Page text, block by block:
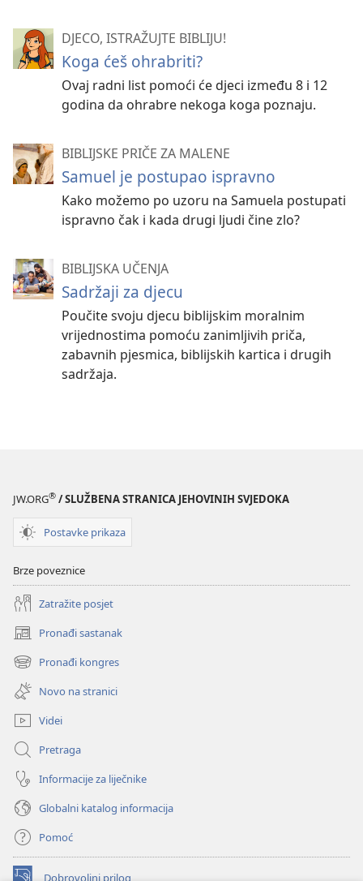
DJECO, ISTRAŽUJTE BIBLIJU!
Koga ćeš ohrabriti?
Ovaj radni list pomoći će djeci između 8 i 12
godina da ohrabre nekoga koga poznaju.
BIBLIJSKE PRIČE ZA MALENE
Samuel je postupao ispravno
Kako možemo po uzoru na Samuela postupati
ispravno čak i kada drugi ljudi čine zlo?
BIBLIJSKA UČENJA
Sadržaji za djecu
Poučite svoju djecu biblijskim moralnim
vrijednostima pomoću zanimljivih priča,
zabavnih pjesmica, biblijskih kartica i drugih
sadržaja.
JW.ORG® / SLUŽBENA STRANICA JEHOVINIH SVJEDOKA
Postavke prikaza
Brze poveznice
Zatražite posjet
Pronađi sastanak
(otvara
se
novi
prozor)
Pronađi kongres
(otvara
se
novi
prozor)
Novo na stranici
Videi
Pretraga
Informacije za liječnike
Globalni katalog informacija
Pomoć
Dobrovoljni prilog